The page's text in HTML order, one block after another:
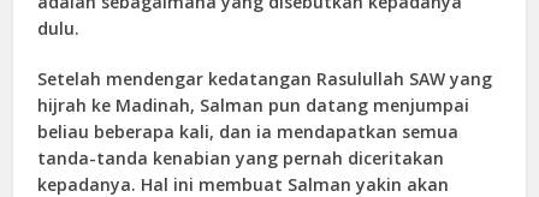
dulu.
Setelah mendengar kedatangan Rasulullah SAW yang
hijrah ke Madinah, Salman pun datang menjumpai
beliau beberapa kali, dan ia mendapatkan semua
tanda-tanda kenabian yang pernah diceritakan
kepadanya. Hal ini membuat Salman yakin akan